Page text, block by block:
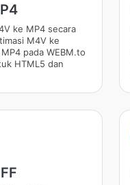
ke MP4 secara
M4V ke
pada WEBM.to
HTML5 dan